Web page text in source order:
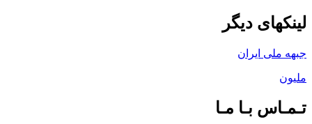
لینکهای دیگر
جبهه ملی ایران
ملیون
تـمـاس بـا مـا